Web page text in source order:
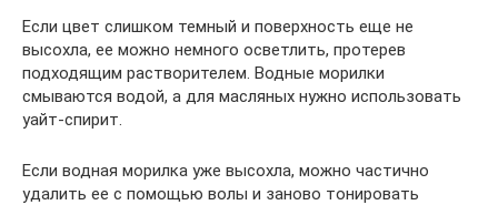
Если цвет слишком темный и поверхность еще не
высохла, ее можно немного осветлить, протерев
подходящим растворителем. Водные морилки
смываются водой, а для масляных нужно использовать
уайт-спирит.
Если водная морилка уже высохла, можно частично
удалить ее с помощью волы и заново тонировать